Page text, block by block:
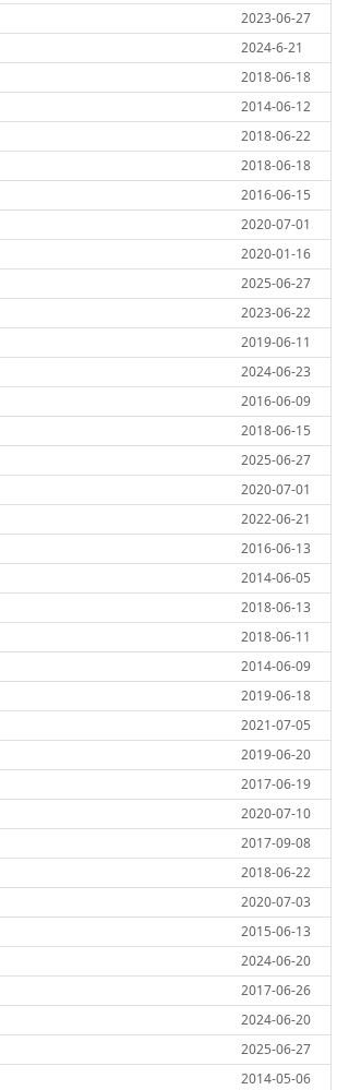
2023-06-27
2024-6-21
2018-06-18
2014-06-12
2018-06-22
2018-06-18
2016-06-15
2020-07-01
2020-01-16
2025-06-27
2023-06-22
2019-06-11
2024-06-23
2016-06-09
2018-06-15
2025-06-27
2020-07-01
2022-06-21
2016-06-13
2014-06-05
2018-06-13
2018-06-11
2014-06-09
2019-06-18
2021-07-05
2019-06-20
2017-06-19
2020-07-10
2017-09-08
2018-06-22
2020-07-03
2015-06-13
2024-06-20
2017-06-26
2024-06-20
2025-06-27
2014-05-06